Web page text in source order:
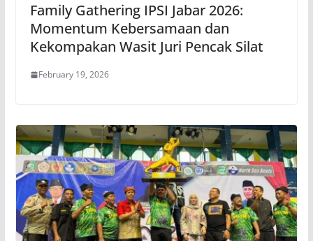
Family Gathering IPSI Jabar 2026:
Momentum Kebersamaan dan
Kekompakan Wasit Juri Pencak Silat
February 19, 2026